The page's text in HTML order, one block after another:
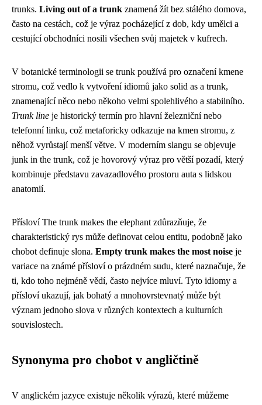
trunks. Living out of a trunk znamená žít bez stálého domova,
často na cestách, což je výraz pocházející z dob, kdy umělci a
cestující obchodníci nosili všechen svůj majetek v kufrech.
V botanické terminologii se trunk používá pro označení kmene
stromu, což vedlo k vytvoření idiomů jako solid as a trunk,
znamenající něco nebo někoho velmi spolehlivého a stabilního.
Trunk line je historický termín pro hlavní železniční nebo
telefonní linku, což metaforicky odkazuje na kmen stromu, z
něhož vyrůstají menší větve. V moderním slangu se objevuje
junk in the trunk, což je hovorový výraz pro větší pozadí, který
kombinuje představu zavazadlového prostoru auta s lidskou
anatomií.
Přísloví The trunk makes the elephant zdůrazňuje, že
charakteristický rys může definovat celou entitu, podobně jako
chobot definuje slona. Empty trunk makes the most noise je
variace na známé přísloví o prázdném sudu, které naznačuje, že
ti, kdo toho nejméně vědí, často nejvíce mluví. Tyto idiomy a
přísloví ukazují, jak bohatý a mnohovrstevnatý může být
význam jednoho slova v různých kontextech a kulturních
souvislostech.
Synonyma pro chobot v angličtině
V anglickém jazyce existuje několik výrazů, které můžeme